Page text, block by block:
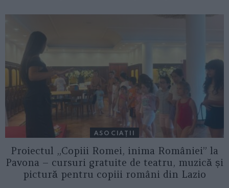
ASOCIAŢII
Proiectul „Copiii Romei, inima României” la
Pavona – cursuri gratuite de teatru, muzică și
pictură pentru copiii români din Lazio